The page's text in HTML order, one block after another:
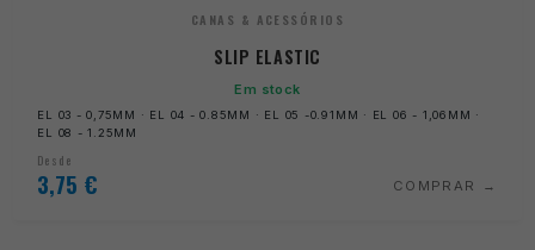
CANAS & ACESSÓRIOS
SLIP ELASTIC
Em stock
EL 03 - 0,75MM · EL 04 - 0.85MM · EL 05 -0.91MM · EL 06 - 1,06MM ·
EL 08 - 1.25MM
Desde
3,75 € COMPRAR